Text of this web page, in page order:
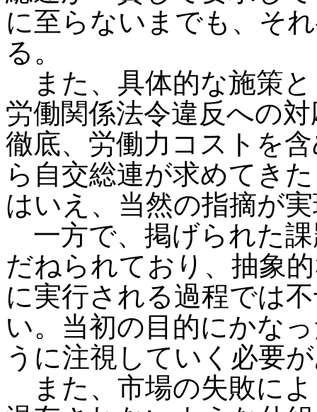
に至らないまでも、そ
る。
また、具体的な施策
労働関係法令違反への
徹底、労働力コストを
ら自交総連が求めてき
はいえ、当然の指摘が
一方で、掲げられた
だねられており、抽象
に実行される過程では
い。当初の目的にかな
うに注視していく必要
また、市場の失敗に